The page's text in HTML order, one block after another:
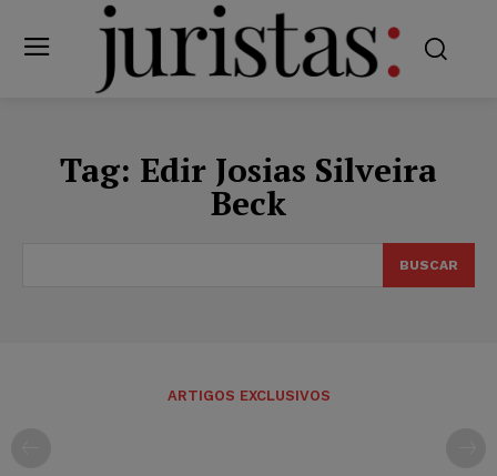
Tag: Edir Josias Silveira
Beck
BUSCAR
ARTIGOS EXCLUSIVOS